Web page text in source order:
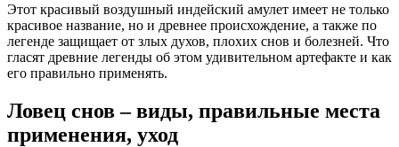
Этот красивый воздушный индейский амулет имеет не только
красивое название, но и древнее происхождение, а также по
легенде защищает от злых духов, плохих снов и болезней. Что
гласят древние легенды об этом удивительном артефакте и как
его правильно применять.
Ловец снов – виды, правильные места
применения, уход